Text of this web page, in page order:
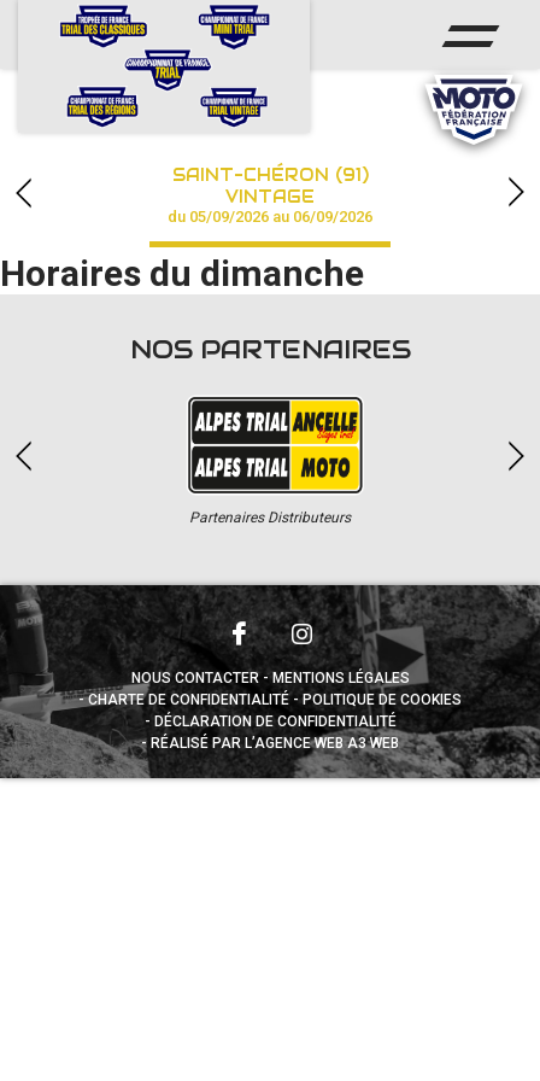
ACCUEIL
CALENDRIER
CHAMPIONNAT
RÉSULTATS
PHOTOS / VIDÉOS
PARTENAIRES
SAINT-CHÉRON (91)
VINTAGE
du 05/09/2026 au 06/09/2026
Horaires du dimanche
NOS PARTENAIRES
Partenaires Distributeurs
NOUS CONTACTER
MENTIONS LÉGALES
CHARTE DE CONFIDENTIALITÉ
POLITIQUE DE COOKIES
DÉCLARATION DE CONFIDENTIALITÉ
RÉALISÉ PAR L’AGENCE WEB A3 WEB